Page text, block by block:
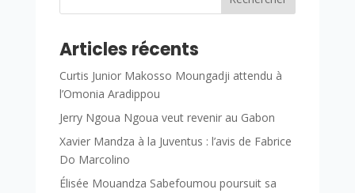
Articles récents
Curtis Junior Makosso Moungadji attendu à
l’Omonia Aradippou
Jerry Ngoua Ngoua veut revenir au Gabon
Xavier Mandza à la Juventus : l’avis de Fabrice
Do Marcolino
Élisée Mouandza Sabefoumou poursuit sa